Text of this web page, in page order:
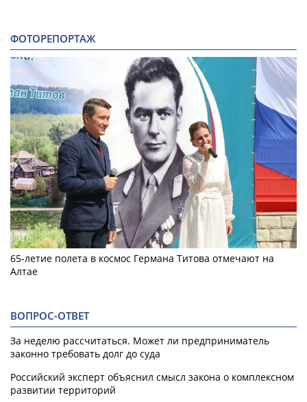
ФОТОРЕПОРТАЖ
65-летие полета в космос Германа Титова отмечают на
Алтае
ВОПРОС-ОТВЕТ
За неделю рассчитаться. Может ли предприниматель
законно требовать долг до суда
Российский эксперт объяснил смысл закона о комплексном
развитии территорий